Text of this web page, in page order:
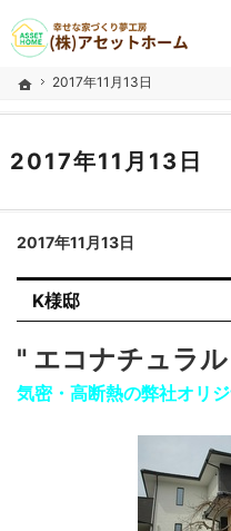
ホーム
2017年11月13日
2017年11月13日
米子市の注文住宅ならアセットホーム
幸せな家づくり夢工房 米子市で安心の
2017年11月13日
K様邸
" エコナチュラ
気密・高断熱の弊社オリ